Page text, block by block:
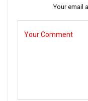
Your email